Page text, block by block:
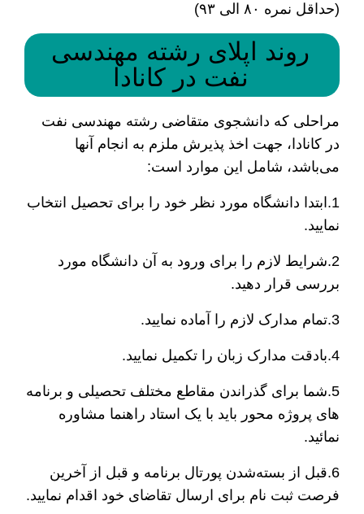
(حداقل نمره ۸۰ الی ۹۳)
روند اپلای رشته مهندسی
نفت در کانادا
مراحلی که دانشجوی متقاضی رشته مهندسی نفت
در کانادا، جهت اخذ پذیرش ملزم به انجام آنها
می‌باشد، شامل این موارد است:
1.ابتدا دانشگاه مورد نظر خود را برای تحصیل انتخاب
نمایید.
2.شرایط لازم را برای ورود به آن دانشگاه مورد
بررسی قرار دهید.
3.تمام مدارک لازم را آماده نمایید.
4.بادقت مدارک زبان را تکمیل نمایید.
5.شما برای گذراندن مقاطع مختلف تحصیلی و برنامه
های پروژه محور باید با یک استاد راهنما مشاوره
نمائید.
6.قبل از بسته‌شدن پورتال برنامه و قبل از آخرین
فرصت ثبت نام برای ارسال تقاضای خود اقدام نمایید.